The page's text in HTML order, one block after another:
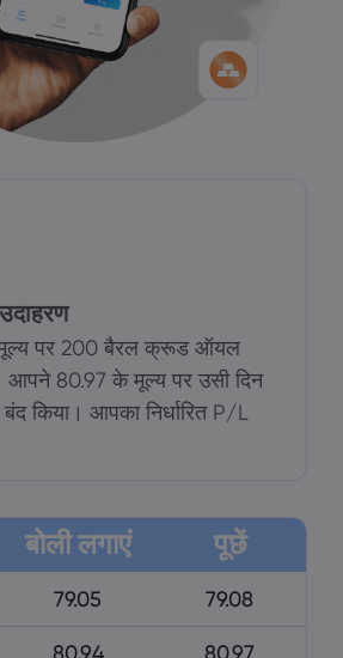
पर 200 बैरल क्रूड ऑयल
आपने 80.97 के मूल्य पर उसी दिन
किया। आपका निर्धारित P/L
बोली लगाएं पूछें
79.05 79.08
80.94 80.97